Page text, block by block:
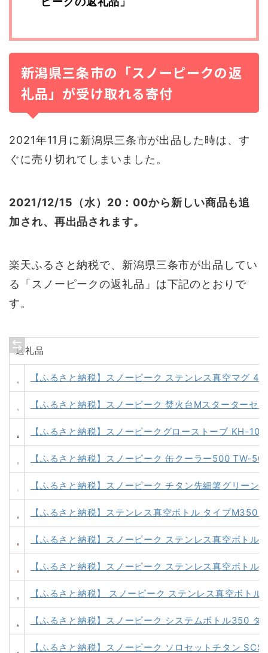
新潟県三条市の「スノーピークの返
礼品」が受け取れる寄付
2021年11月に新潟県三条市が出品した時は、す
ぐに売り切れてしまいました。
2021/12/15（水）20：00から新しい商品も追
加され、再出品されます。
楽天ふるさと納税で、新潟県三条市が出品してい
る「スノーピークの返礼品」は下記のとおりで
す。
返礼品
【ふるさと納税】スノーピーク ステンレス真空マグ
【ふるさと納税】スノーピーク 焚火台Mスターター
【ふるさと納税】スノーピークグローストーブ KH-
【ふるさと納税】スノーピーク 缶クーラー500
【ふるさと納税】スノーピーク チタン先細箸グリー
【ふるさと納税】ステンレス真空ボトル タイプ
【ふるさと納税】スノーピーク ステンレス真空ボト
【ふるさと納税】スノーピーク ステンレス真空ボト
【ふるさと納税】 スノーピーク ステンレス真空ボ
【ふるさと納税】スノーピーク システムボトル350
【ふるさと納税】スノーピーク ソロセットチタン